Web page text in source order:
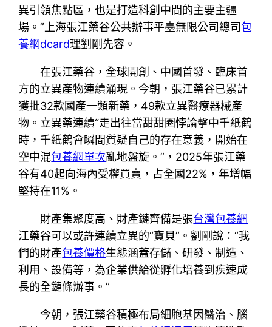
異引領焦點區，也是打造科創中間的主要主疆
場。”上海張江藥谷公共辦事平臺無限公司總司包
養網dcard理劉剛先容。
在張江藥谷，全球開創、中國首發、臨床首
方的立異產物連續涌現。今朝，張江藥谷已累計
獲批32款國產一類新藥，49款立異醫療器械產
物。立異藥連續“走出往當甜甜圈悖論擊中千紙鶴
時，千紙鶴會瞬間質疑自己的存在意義，開始在
空中混包養網單次亂地盤旋。”，2025年張江藥
谷有40起向海內受權買賣，占全國22%，年增幅
堅持在11%。
財產集聚度高、財產鏈齊備是張台灣包養網
江藥谷可以或許連續立異的“寶貝”。劉剛說：“我
們的財產包養價格生態涵蓋存儲、研發、制造、
利用、設備等，為企業供給從孵化培養到疾速成
長的全鏈條辦事。”
今朝，張江藥谷積極布局細胞基因醫治、腦